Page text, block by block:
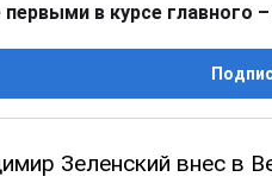
первыми в курсе главного
Зеленский внес в